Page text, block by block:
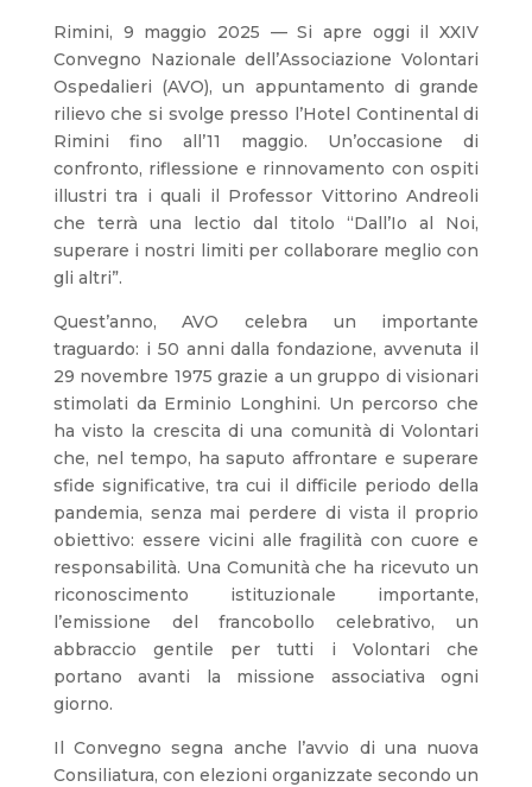
Rimini, 9 maggio 2025 — Si apre oggi il XXIV
Convegno Nazionale dell’Associazione Volontari
Ospedalieri (AVO), un appuntamento di grande
rilievo che si svolge presso l’Hotel Continental di
Rimini fino all’11 maggio. Un’occasione di
confronto, riflessione e rinnovamento con ospiti
illustri tra i quali il Professor Vittorino Andreoli
che terrà una lectio dal titolo “Dall’Io al Noi,
superare i nostri limiti per collaborare meglio con
gli altri”.
Quest’anno, AVO celebra un importante
traguardo: i 50 anni dalla fondazione, avvenuta il
29 novembre 1975 grazie a un gruppo di visionari
stimolati da Erminio Longhini. Un percorso che
ha visto la crescita di una comunità di Volontari
che, nel tempo, ha saputo affrontare e superare
sfide significative, tra cui il difficile periodo della
pandemia, senza mai perdere di vista il proprio
obiettivo: essere vicini alle fragilità con cuore e
responsabilità. Una Comunità che ha ricevuto un
riconoscimento istituzionale importante,
l’emissione del francobollo celebrativo, un
abbraccio gentile per tutti i Volontari che
portano avanti la missione associativa ogni
giorno.
Il Convegno segna anche l’avvio di una nuova
Consiliatura, con elezioni organizzate secondo un